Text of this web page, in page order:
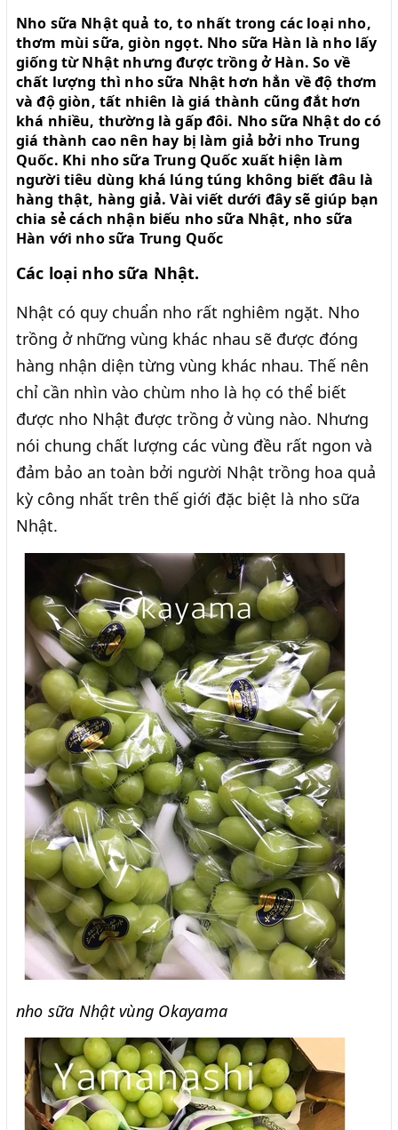
Nho sữa Nhậtquả to, to nhất trong các loại nho,
thơm mùi sữa, giòn ngọt. Nho sữa Hàn là nho lấy
giống từ Nhật nhưng được trồng ở Hàn. So về
chất lượng thì nho sữa Nhật hơn hẳn về độ thơm
và độ giòn, tất nhiên là giá thành cũng đắt hơn
khá nhiều, thường là gấp đôi. Nho sữa Nhật do có
giá thành cao nên hay bị làm giả bởi nho Trung
Quốc. Khi nho sữa Trung Quốc xuất hiện làm
người tiêu dùng khá lúng túng không biết đâu là
hàng thật, hàng giả. Vài viết dưới đây sẽ giúp bạn
chia sẻ cách nhận biếu nho sữa Nhật, nho sữa
Hàn với nho sữa Trung Quốc
Các loại nho sữa Nhật.
Nhật có quy chuẩn nho rất nghiêm ngặt. Nho
trồng ở những vùng khác nhau sẽ được đóng
hàng nhận diện từng vùng khác nhau. Thế nên
chỉ cần nhìn vào chùm nho là họ có thể biết
được nho Nhật được trồng ở vùng nào. Nhưng
nói chung chất lượng các vùng đều rất ngon và
đảm bảo an toàn bởi người Nhật trồng hoa quả
kỳ công nhất trên thế giới đặc biệt là nho sữa
Nhật.
nho sữa Nhật vùng Okayama